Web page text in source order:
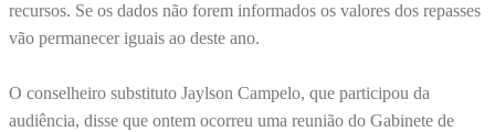
recursos. Se os dados não forem informados os valores dos repasses
vão permanecer iguais ao deste ano.
O conselheiro substituto Jaylson Campelo, que participou da
audiência, disse que ontem ocorreu uma reunião do Gabinete de